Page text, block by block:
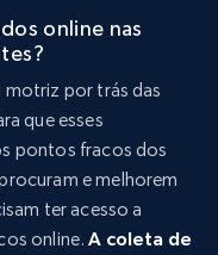
online nas
motriz por trás das
que esses
pontos fracos dos
e melhorem
ter acesso a
online.A coleta de